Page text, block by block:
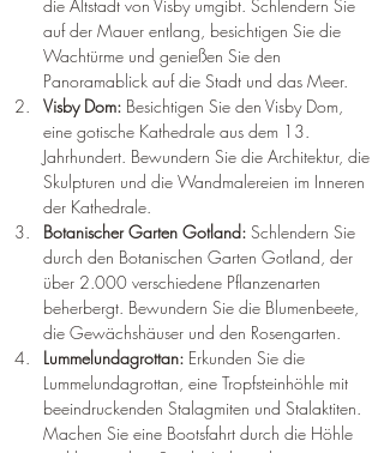
die Altstadt von Visby umgibt. Schlendern Sie
auf der Mauer entlang, besichtigen Sie die
Wachtürme und genießen Sie den
Panoramablick auf die Stadt und das Meer.
Visby Dom: Besichtigen Sie den Visby Dom,
eine gotische Kathedrale aus dem 13.
Jahrhundert. Bewundern Sie die Architektur, die
Skulpturen und die Wandmalereien im Inneren
der Kathedrale.
Botanischer Garten Gotland: Schlendern Sie
durch den Botanischen Garten Gotland, der
über 2.000 verschiedene Pflanzenarten
beherbergt. Bewundern Sie die Blumenbeete,
die Gewächshäuser und den Rosengarten.
Lummelundagrottan: Erkunden Sie die
Lummelundagrottan, eine Tropfsteinhöhle mit
beeindruckenden Stalagmiten und Stalaktiten.
Machen Sie eine Bootsfahrt durch die Höhle